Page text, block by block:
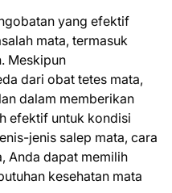
yang efektif
mata, termasuk
Meskipun
dari obat tetes mata,
dalam memberikan
efektif untuk kondisi
jenis salep mata, cara
Anda dapat memilih
kesehatan mata